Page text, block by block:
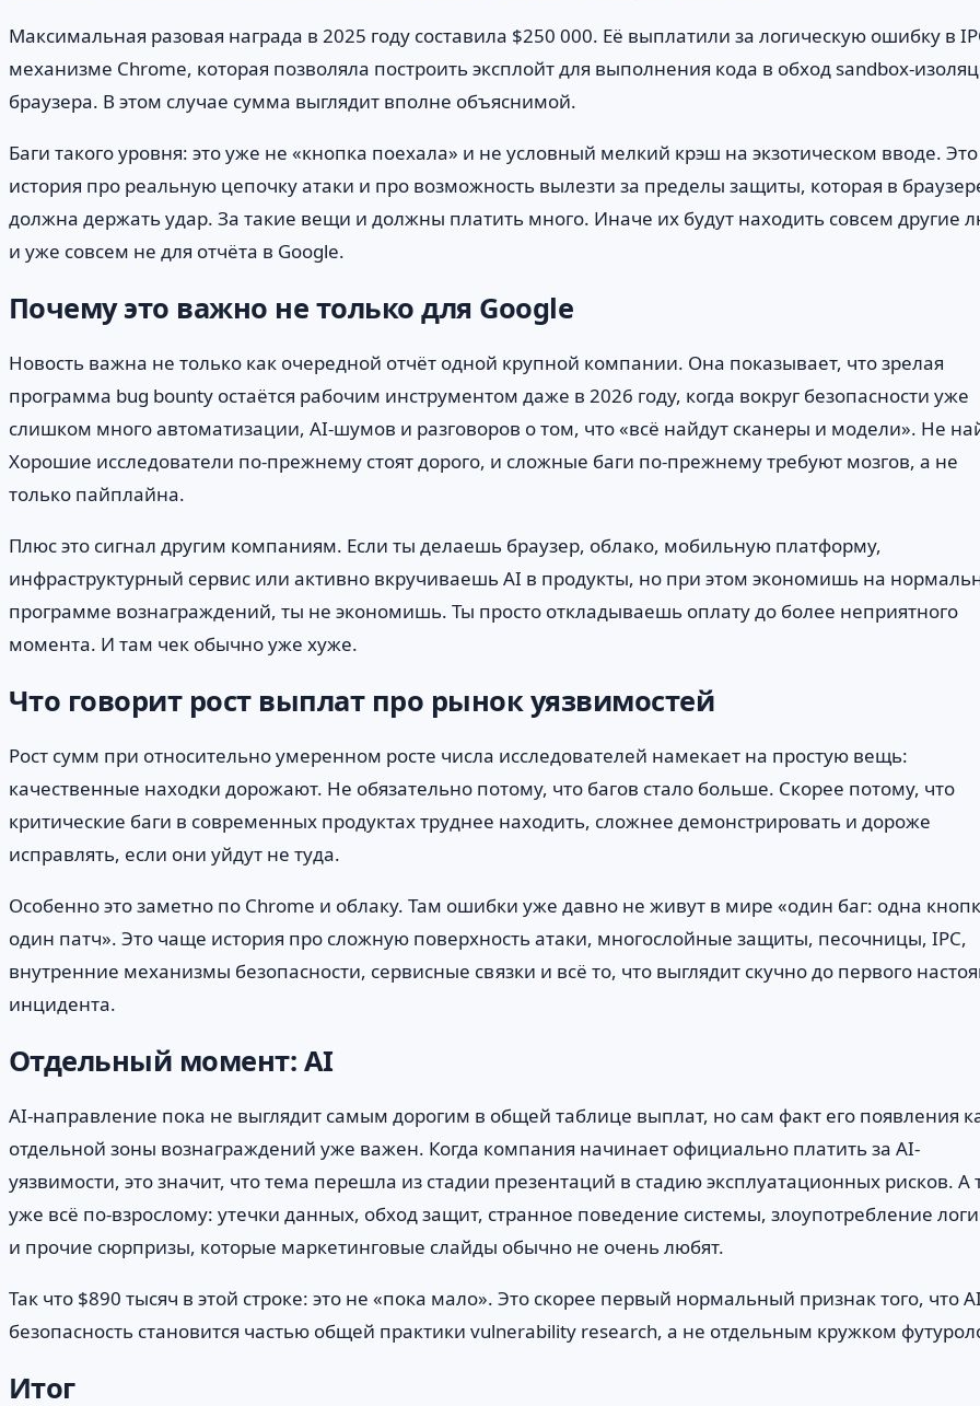
Максимальная разовая награда в 2025 году составила $250 000. Её выплатили за логическую ошибку в
механизме Chrome, которая позволяла построить эксплойт для выполнения кода в обход sandbox-
браузера. В этом случае сумма выглядит вполне объяснимой.
Баги такого уровня: это уже не «кнопка поехала» и не условный мелкий крэш на экзотическом вводе. Это
история про реальную цепочку атаки и про возможность вылезти за пределы защиты, которая в
должна держать удар. За такие вещи и должны платить много. Иначе их будут находить совсем другие
и уже совсем не для отчёта в Google.
Почему это важно не только для Google
Новость важна не только как очередной отчёт одной крупной компании. Она показывает, что зрелая
программа bug bounty остаётся рабочим инструментом даже в 2026 году, когда вокруг безопасности уже
слишком много автоматизации, AI-шумов и разговоров о том, что «всё найдут сканеры и модели». Не
Хорошие исследователи по-прежнему стоят дорого, и сложные баги по-прежнему требуют мозгов, а не
только пайплайна.
Плюс это сигнал другим компаниям. Если ты делаешь браузер, облако, мобильную платформу,
инфраструктурный сервис или активно вкручиваешь AI в продукты, но при этом экономишь на
программе вознаграждений, ты не экономишь. Ты просто откладываешь оплату до более неприятного
момента. И там чек обычно уже хуже.
Что говорит рост выплат про рынок уязвимостей
Рост сумм при относительно умеренном росте числа исследователей намекает на простую вещь:
качественные находки дорожают. Не обязательно потому, что багов стало больше. Скорее потому, что
критические баги в современных продуктах труднее находить, сложнее демонстрировать и дороже
исправлять, если они уйдут не туда.
Особенно это заметно по Chrome и облаку. Там ошибки уже давно не живут в мире «один баг: одна
один патч». Это чаще история про сложную поверхность атаки, многослойные защиты, песочницы, IPC,
внутренние механизмы безопасности, сервисные связки и всё то, что выглядит скучно до первого
инцидента.
Отдельный момент: AI
AI-направление пока не выглядит самым дорогим в общей таблице выплат, но сам факт его появления
отдельной зоны вознаграждений уже важен. Когда компания начинает официально платить за AI-
уязвимости, это значит, что тема перешла из стадии презентаций в стадию эксплуатационных рисков. А
уже всё по-взрослому: утечки данных, обход защит, странное поведение системы, злоупотребление
и прочие сюрпризы, которые маркетинговые слайды обычно не очень любят.
Так что $890 тысяч в этой строке: это не «пока мало». Это скорее первый нормальный признак того, что
безопасность становится частью общей практики vulnerability research, а не отдельным кружком
Итог